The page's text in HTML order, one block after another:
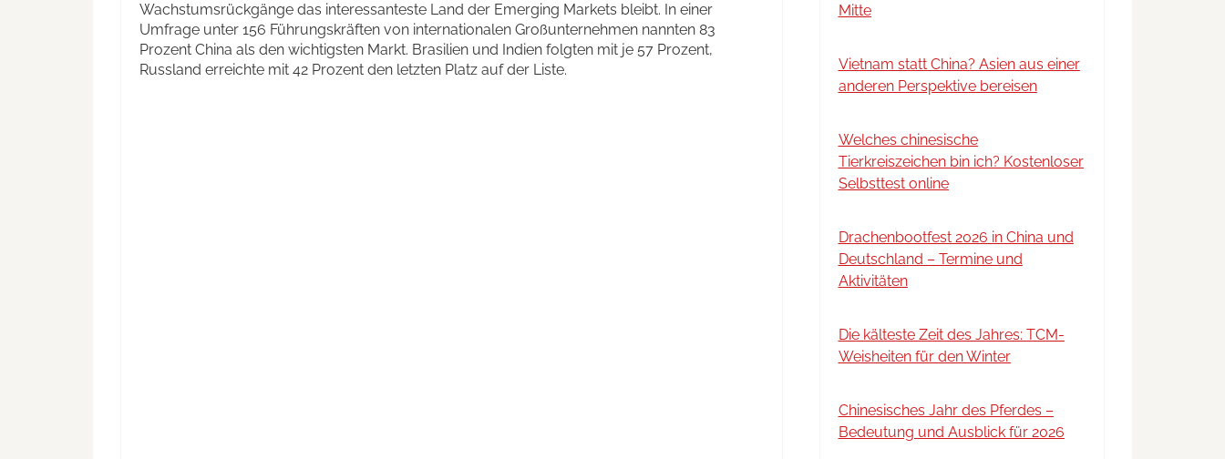
Wachstumsrückgänge das interessanteste Land der Emerging Markets bleibt. In einer
Umfrage unter 156 Führungskräften von internationalen Großunternehmen nannten 83
Prozent China als den wichtigsten Markt. Brasilien und Indien folgten mit je 57 Prozent,
Russland erreichte mit 42 Prozent den letzten Platz auf der Liste.
Mitte
Vietnam statt China? Asien aus einer
anderen Perspektive bereisen
Welches chinesische
Tierkreiszeichen bin ich? Kostenloser
Selbsttest online
Drachenbootfest 2026 in China und
Deutschland – Termine und
Aktivitäten
Die kälteste Zeit des Jahres: TCM-
Weisheiten für den Winter
Chinesisches Jahr des Pferdes –
Bedeutung und Ausblick für 2026